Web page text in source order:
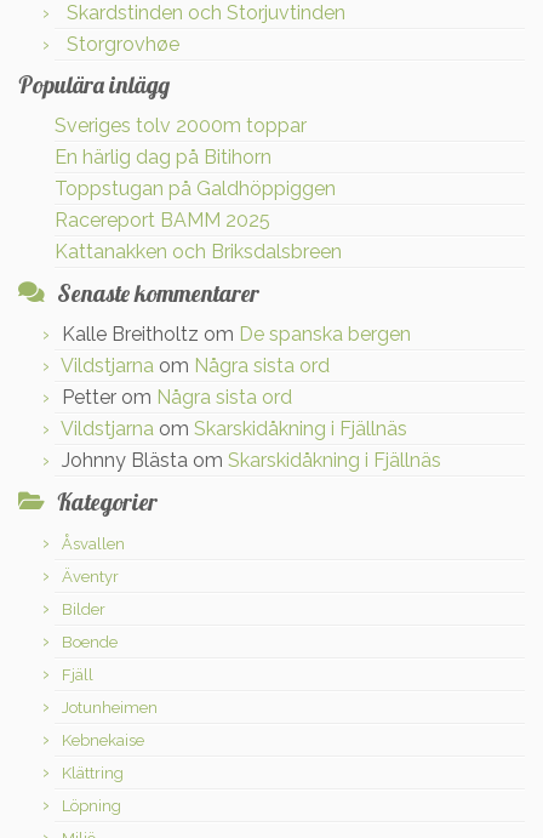
Skardstinden och Storjuvtinden
Storgrovhøe
Populära inlägg
Sveriges tolv 2000m toppar
En härlig dag på Bitihorn
Toppstugan på Galdhöppiggen
Racereport BAMM 2025
Kattanakken och Briksdalsbreen
Senaste kommentarer
Kalle Breitholtz om De spanska bergen
Vildstjarna om Några sista ord
Petter om Några sista ord
Vildstjarna om Skarskidåkning i Fjällnäs
Johnny Blästa om Skarskidåkning i Fjällnäs
Kategorier
Åsvallen
Äventyr
Bilder
Boende
Fjäll
Jotunheimen
Kebnekaise
Klättring
Löpning